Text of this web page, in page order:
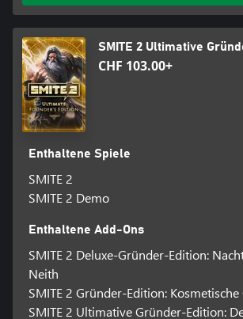
SMITE 2 Ultimative
CHF 103.00+
Enthaltene Spiele
SMITE 2
SMITE 2 Demo
Enthaltene Add-Ons
SMITE 2 Deluxe-Gründer-Edition:
Neith
SMITE 2 Gründer-Edition:
SMITE 2 Ultimative Gründer-Edition: